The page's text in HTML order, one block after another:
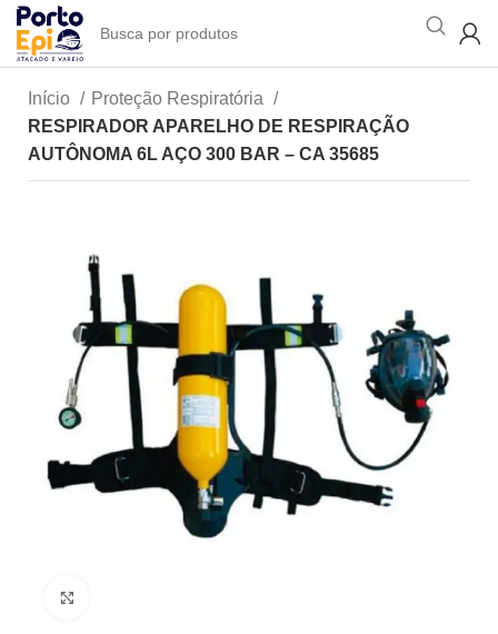
Início
Proteção Respiratória
RESPIRADOR APARELHO DE RESPIRAÇÃO
AUTÔNOMA 6L AÇO 300 BAR – CA 35685